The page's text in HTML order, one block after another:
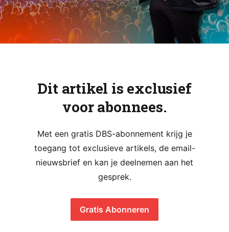
Dit artikel is exclusief
voor abonnees.
Met een gratis DBS-abonnement krijg je
toegang tot exclusieve artikels, de email-
nieuwsbrief en kan je deelnemen aan het
gesprek.
Gratis Abonneren